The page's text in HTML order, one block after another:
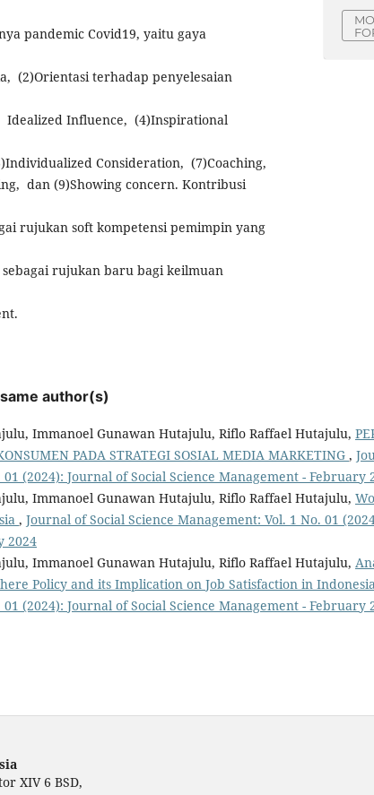
pandemic Covid19, yaitu gaya
(2)Orientasi terhadap penyelesaian
Idealized Influence, (4)Inspirational
Consideration, (7)Coaching,
dan (9)Showing concern. Kontribusi
rujukan soft kompetensi pemimpin yang
rujukan baru bagi keilmuan
author(s)
Immanoel Gunawan Hutajulu, Riflo Raffael Hutajulu,
PADA STRATEGI SOSIAL MEDIA MARKETING ,
(2024): Journal of Social Science Management - February
Immanoel Gunawan Hutajulu, Riflo Raffael Hutajulu,
, Journal of Social Science Management: Vol. 1 No. 01
2024
Immanoel Gunawan Hutajulu, Riflo Raffael Hutajulu,
Policy and its Implication on Job Satisfaction in
(2024): Journal of Social Science Management - February
XIV 6 BSD,